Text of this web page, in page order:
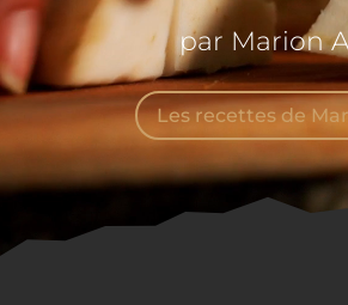
par Marion
Les recettes de